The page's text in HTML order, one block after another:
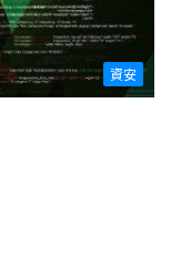
資安